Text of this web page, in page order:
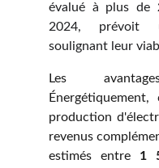
évalué à plus de
2024, prévoit
soulignant leur
Les
production
revenus
estimés entre 1